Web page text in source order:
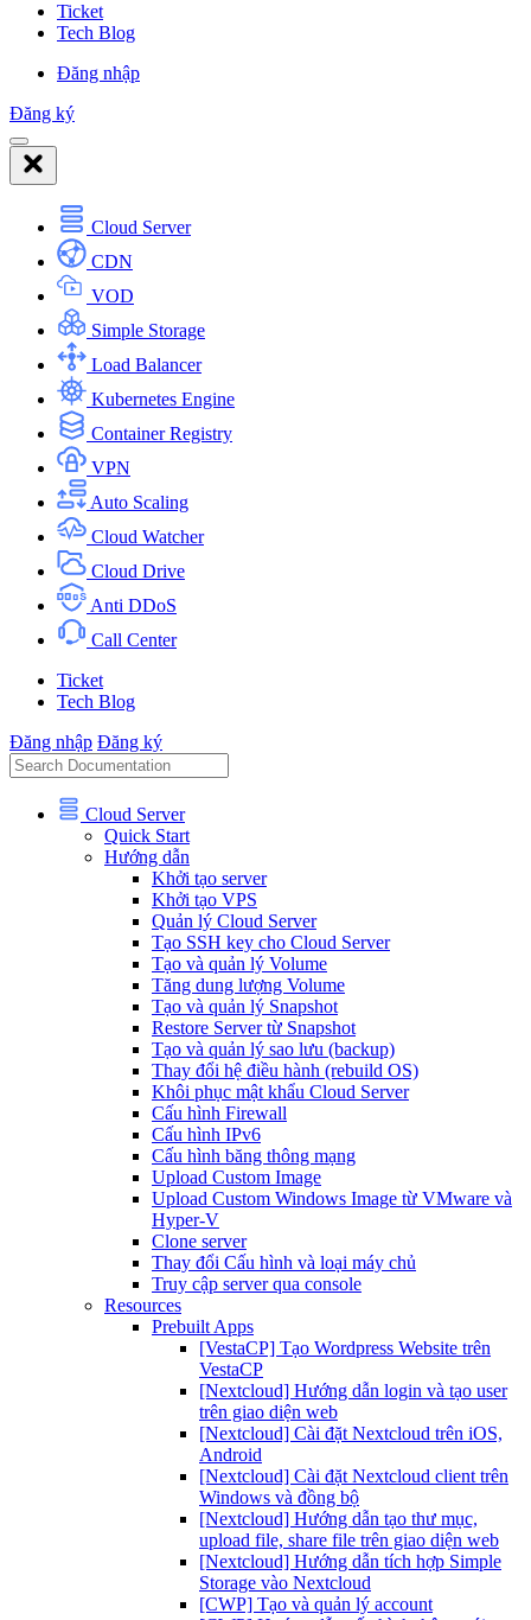
Ticket
Tech Blog
Đăng nhập
Đăng ký
Cloud Server
CDN
VOD
Simple Storage
Load Balancer
Kubernetes Engine
Container Registry
VPN
Auto Scaling
Cloud Watcher
Cloud Drive
Anti DDoS
Call Center
Ticket
Tech Blog
Đăng nhập Đăng ký
Cloud Server
Quick Start
Hướng dẫn
Khởi tạo server
Khởi tạo VPS
Quản lý Cloud Server
Tạo SSH key cho Cloud Server
Tạo và quản lý Volume
Tăng dung lượng Volume
Tạo và quản lý Snapshot
Restore Server từ Snapshot
Tạo và quản lý sao lưu (backup)
Thay đổi hệ điều hành (rebuild OS)
Khôi phục mật khẩu Cloud Server
Cấu hình Firewall
Cấu hình IPv6
Cấu hình băng thông mạng
Upload Custom Image
Upload Custom Windows Image từ VMware và
Hyper-V
Clone server
Thay đổi Cấu hình và loại máy chủ
Truy cập server qua console
Resources
Prebuilt Apps
[VestaCP] Tạo Wordpress Website trên
VestaCP
[Nextcloud] Hướng dẫn login và tạo user
trên giao diện web
[Nextcloud] Cài đặt Nextcloud trên iOS,
Android
[Nextcloud] Cài đặt Nextcloud client trên
Windows và đồng bộ
[Nextcloud] Hướng dẫn tạo thư mục,
upload file, share file trên giao diện web
[Nextcloud] Hướng dẫn tích hợp Simple
Storage vào Nextcloud
[CWP] Tạo và quản lý account